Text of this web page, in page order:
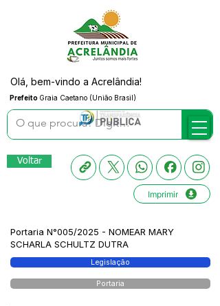
Prefeito Graia Caetano (União Brasil)
Olá, bem-vindo a Acrelândia!
Voltar
Imprimir
Portaria N°005/2025 - NOMEAR MARY
SCHARLA SCHULTZ DUTRA
Legislação
Portaria